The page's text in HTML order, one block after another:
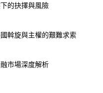
的抉擇與風險
斡旋與主權的艱難求索
市場深度解析